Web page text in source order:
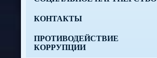
КОНТАКТЫ
ПРОТИВОДЕЙСТВИЕ
КОРРУПЦИИ